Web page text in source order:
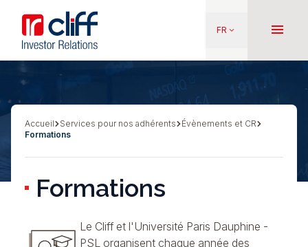
contenu
principal
Aller directement au contenu
FR keyboard_arrow_down menu
Fil
Accueil Services pour nos adhérents
Évènements et CR
Formations
Formations
Le Cliff et l'Université Paris Dauphine -
PSL organisent chaque année des